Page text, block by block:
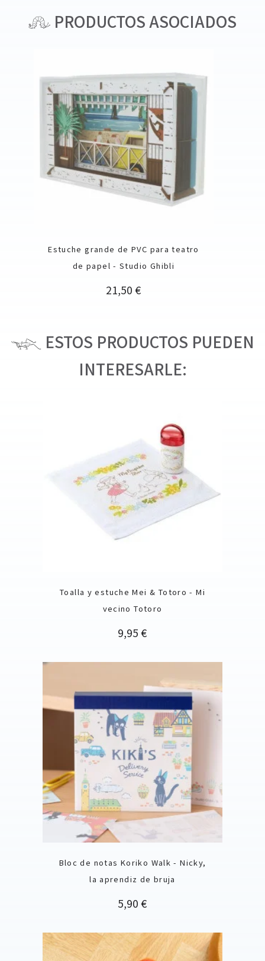
PRODUCTOS ASOCIADOS
Estuche grande de PVC para teatro
de papel - Studio Ghibli
Precio
21,50 €
ESTOS PRODUCTOS PUEDEN
INTERESARLE:
Toalla y estuche Mei & Totoro - Mi
vecino Totoro
Precio
9,95 €
Bloc de notas Koriko Walk - Nicky,
la aprendiz de bruja
Precio
5,90 €